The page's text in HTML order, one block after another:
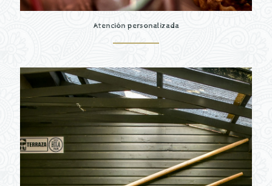
Atención personalizada